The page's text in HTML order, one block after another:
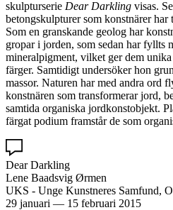
skulpturserie Dear Darkling visas.
betongskulpturer som konstnärer har
Som en granskande geolog har
gropar i jorden, som sedan har fyllts
mineralpigment, vilket ger dem
färger. Samtidigt undersöker hon
massor. Naturen har med andra ord
konstnären som transformerar jord,
samtida organiska jordkonstobjekt.
färgat podium framstår de som
Dear Darkling
Lene Baadsvig Ørmen
UKS - Unge Kunstneres Samfund,
29 januari — 15 februari 2015